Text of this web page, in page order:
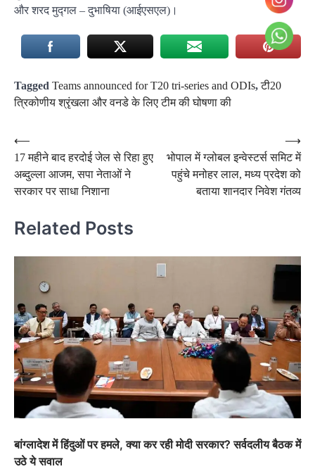
और शरद मुद्गल – दुभाषिया (आईएसएल)।
Tagged Teams announced for T20 tri-series and ODIs,टी20
त्रिकोणीय श्रृंखला और वनडे के लिए टीम की घोषणा की
Post
navigation
⟵
17 महीने बाद हरदोई जेल से रिहा हुए
अब्दुल्ला आजम, सपा नेताओं ने
सरकार पर साधा निशाना
भोपाल में ग्लोबल इन्वेस्टर्स समिट में
पहुंचे मनोहर लाल, मध्य प्रदेश को
बताया शानदार निवेश गंतव्य
⟶
Related Posts
बांग्लादेश में हिंदुओं पर हमले, क्या कर रही मोदी सरकार? सर्वदलीय बैठक में
उठे ये सवाल